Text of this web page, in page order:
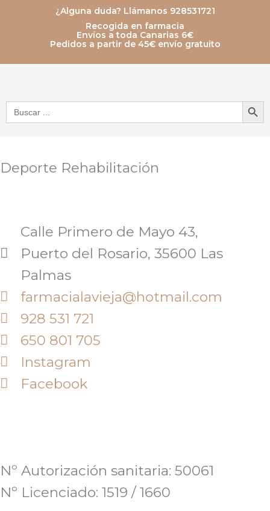
¿Alguna duda? Llámanos 928531721
Recogida en farmacia
Envíos a toda Canarias 6€
Pedidos a partir de 45€ envío gratuito
Buscar: Botón de
Deporte Rehabilitación
Calle Primero de Mayo 43,
Puerto del Rosario, 35600 Las
Palmas
farmacialavieja@hotmail.com
928 531 721
650 801 705
Instagram
Facebook
Nº Autorización sanitaria: 50061
Nº Licenciado: 1519 / 1660